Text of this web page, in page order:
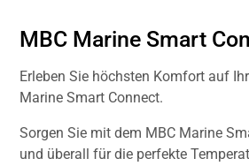
MBC Marine Smart
Erleben Sie höchsten Komfort auf
Marine Smart Connect.
Sorgen Sie mit dem MBC Marine
und überall für die perfekte